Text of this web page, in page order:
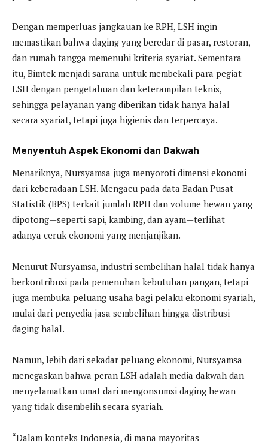
Dengan memperluas jangkauan ke RPH, LSH ingin
memastikan bahwa daging yang beredar di pasar, restoran,
dan rumah tangga memenuhi kriteria syariat. Sementara
itu, Bimtek menjadi sarana untuk membekali para pegiat
LSH dengan pengetahuan dan keterampilan teknis,
sehingga pelayanan yang diberikan tidak hanya halal
secara syariat, tetapi juga higienis dan terpercaya.
Menyentuh Aspek Ekonomi dan Dakwah
Menariknya, Nursyamsa juga menyoroti dimensi ekonomi
dari keberadaan LSH. Mengacu pada data Badan Pusat
Statistik (BPS) terkait jumlah RPH dan volume hewan yang
dipotong—seperti sapi, kambing, dan ayam—terlihat
adanya ceruk ekonomi yang menjanjikan.
Menurut Nursyamsa, industri sembelihan halal tidak hanya
berkontribusi pada pemenuhan kebutuhan pangan, tetapi
juga membuka peluang usaha bagi pelaku ekonomi syariah,
mulai dari penyedia jasa sembelihan hingga distribusi
daging halal.
Namun, lebih dari sekadar peluang ekonomi, Nursyamsa
menegaskan bahwa peran LSH adalah media dakwah dan
menyelamatkan umat dari mengonsumsi daging hewan
yang tidak disembelih secara syariah.
“Dalam konteks Indonesia, di mana mayoritas